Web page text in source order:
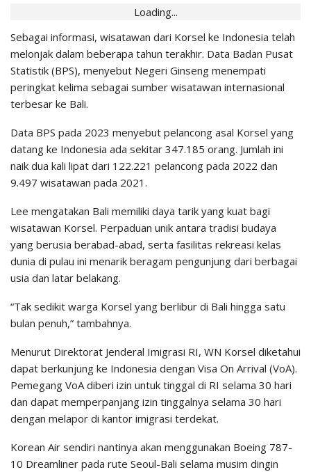
Loading...
Sebagai informasi, wisatawan dari Korsel ke Indonesia telah
melonjak dalam beberapa tahun terakhir. Data Badan Pusat
Statistik (BPS), menyebut Negeri Ginseng menempati
peringkat kelima sebagai sumber wisatawan internasional
terbesar ke Bali.
Data BPS pada 2023 menyebut pelancong asal Korsel yang
datang ke Indonesia ada sekitar 347.185 orang. Jumlah ini
naik dua kali lipat dari 122.221 pelancong pada 2022 dan
9.497 wisatawan pada 2021.
Lee mengatakan Bali memiliki daya tarik yang kuat bagi
wisatawan Korsel. Perpaduan unik antara tradisi budaya
yang berusia berabad-abad, serta fasilitas rekreasi kelas
dunia di pulau ini menarik beragam pengunjung dari berbagai
usia dan latar belakang.
“Tak sedikit warga Korsel yang berlibur di Bali hingga satu
bulan penuh,” tambahnya.
Menurut Direktorat Jenderal Imigrasi RI, WN Korsel diketahui
dapat berkunjung ke Indonesia dengan Visa On Arrival (VoA).
Pemegang VoA diberi izin untuk tinggal di RI selama 30 hari
dan dapat memperpanjang izin tinggalnya selama 30 hari
dengan melapor di kantor imigrasi terdekat.
Korean Air sendiri nantinya akan menggunakan Boeing 787-
10 Dreamliner pada rute Seoul-Bali selama musim dingin